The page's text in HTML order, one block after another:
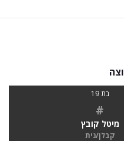
בת 19
#
מיטל קובץ
קבלן/נית